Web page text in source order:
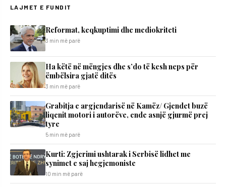
LAJMET E FUNDIT
Reformat, keqkuptimi dhe mediokriteti
3 min më parë
Ha këtë në mëngjes dhe s’do të kesh neps për
ëmbëlsira gjatë ditës
3 min më parë
Grabitja e argjendarisë në Kamëz/ Gjendet buzë
liqenit motori i autorëve, ende asnjë gjurmë prej
tyre
5 min më parë
Kurti: Zgjerimi ushtarak i Serbisë lidhet me
synimet e saj hegjemoniste
10 min më parë